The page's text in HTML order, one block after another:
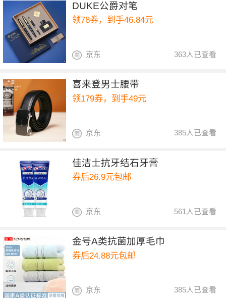
DUKE公爵对笔
领78券，到手46.84元
363人已查看
京东
喜来登男士腰带
领179券，到手49元
385人已查看
京东
佳洁士抗牙结石牙膏
券后26.9元包邮
561人已查看
京东
金号A类抗菌加厚毛巾
券后24.88元包邮
385人已查看
京东